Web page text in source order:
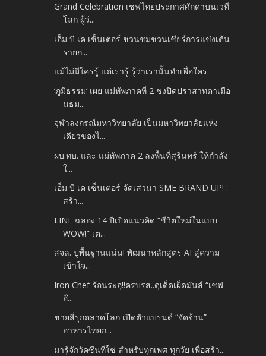
Grand Celebration เชฟไทยประกาศศักดาบนเวที
โลก ผู้ว่...
เอ็ม บี เค เซ็นเตอร์ ชวนชมชวนเชียร์การแข่งเต้น
รายก...
แม้ไม่มีใครรู้ แต่เรารู้ รู้ว่าเรานั้นทำเพื่อใคร
‘ภูมิธรรม‘ เผย แม่ทัพภาคที่ 2 ชงปิดปราสาทตาเมือ
นธม...
จุฬาลงกรณ์มหาวิทยาลัย เป็นมหาวิทยาลัยแห่ง
เดียวของไ...
ผบ.ทบ. และ แม่ทัพภาค 2 ลงพื้นที่สุรินทร์ ให้กำลัง
ใ...
เอ็ม บี เค เซ็นเตอร์ จัดเสวนา SME BRAND UP! :
สร้า...
LINE ฉลอง 14 ปีเปิดแนวคิด “ชีวิตใหม่ในแบบ
WOW!” เต...
สจล. ปูพื้นฐานแน่น! พัฒนาหลักสูตร AI สู่ความ
เข้าใจ...
Iron Chef ร้อนระอุ!!ครบรส..ดุเด็ดเผ็ดมันส์ “เชฟ
อ๊...
ชายสี่รุกตลาดโลก เปิดตัวแบรนด์ “จัดจ้าน”
อาหารไทยก...
มารู้จักวัคซีนที่ใช่ สำหรับทุกเพศ ทุกวัย เพื่อสร้า...